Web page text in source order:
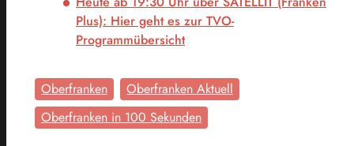
Plus): Hier geht es zur TVO-
Programmübersicht
Oberfranken
Oberfranken Aktuell
Oberfranken in 100 Sekunden